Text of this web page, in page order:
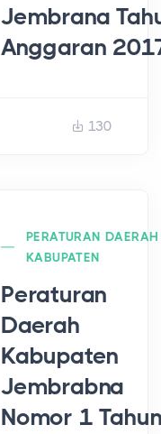
Jembrana
Anggaran
130
PERATURAN DAERAH
KABUPATEN
Peraturan
Daerah
Kabupaten
Jembrabna
Nomor 1